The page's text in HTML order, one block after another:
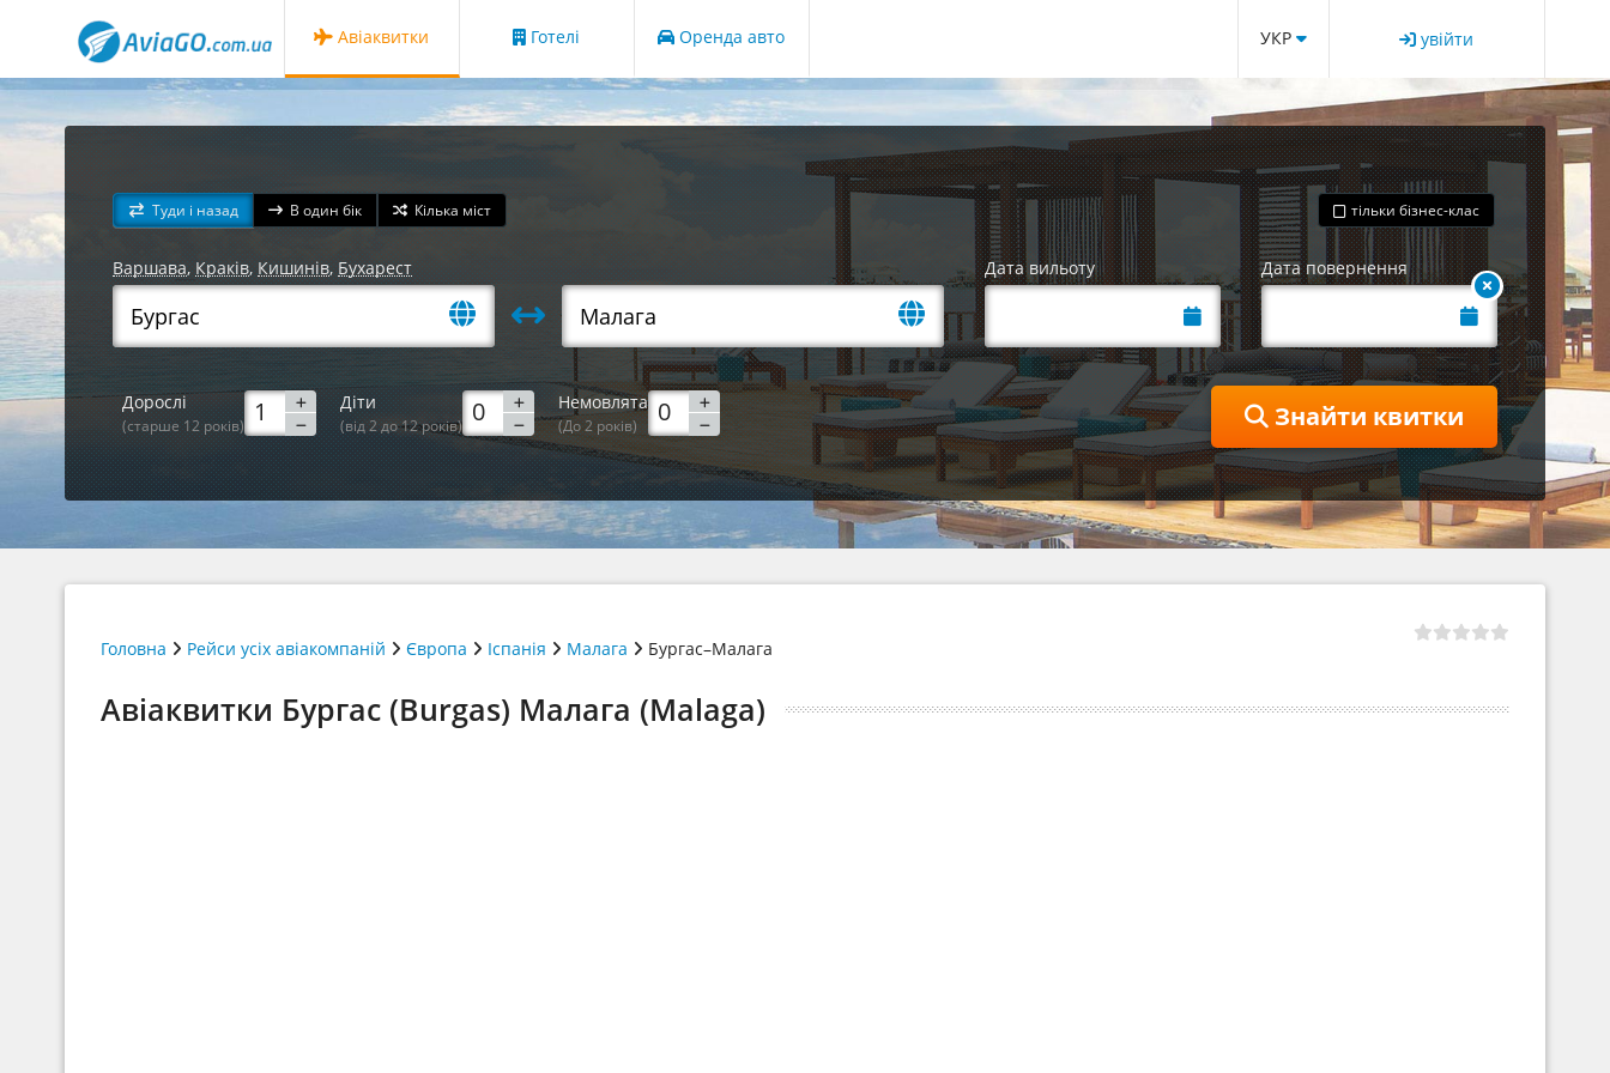
Авіаквитки Готелі Оренда авто УКР увійти
Туди і назад В один бік Кілька міст тільки бізнес-клас
Варшава, Краків, Кишинів, Бухарест Дата вильоту Дата повернення
Дорослі
(старше 12 років)
Діти
(від 2 до 12 років)
Немовлята
(До 2 років) Знайти квитки
Головна Рейси усіх авіакомпаній Європа Іспанія Малага Бургас–Малага
Авіаквитки Бургас (Burgas) Малага (Malaga)